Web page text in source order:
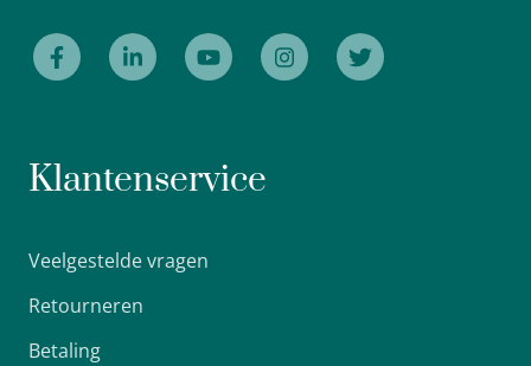
Klantenservice
Veelgestelde vragen
Retourneren
Betaling